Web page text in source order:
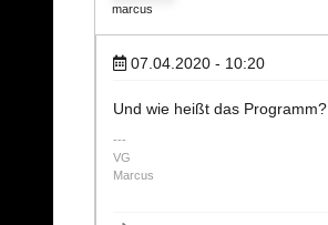
marcus
07.04.2020 - 10:20
Und wie heißt das Programm?
VG
Marcus